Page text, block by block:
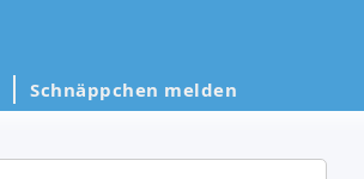
Schnäppchen melden